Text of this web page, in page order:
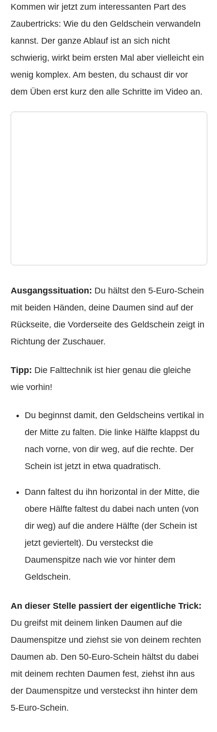
Kommen wir jetzt zum interessanten Part des
Zaubertricks: Wie du den Geldschein verwandeln
kannst. Der ganze Ablauf ist an sich nicht
schwierig, wirkt beim ersten Mal aber vielleicht ein
wenig komplex. Am besten, du schaust dir vor
dem Üben erst kurz den alle Schritte im Video an.
Ausgangssituation: Du hältst den 5-Euro-Schein
mit beiden Händen, deine Daumen sind auf der
Rückseite, die Vorderseite des Geldschein zeigt in
Richtung der Zuschauer.
Tipp: Die Falttechnik ist hier genau die gleiche
wie vorhin!
Du beginnst damit, den Geldscheins vertikal in
der Mitte zu falten. Die linke Hälfte klappst du
nach vorne, von dir weg, auf die rechte. Der
Schein ist jetzt in etwa quadratisch.
Dann faltest du ihn horizontal in der Mitte, die
obere Hälfte faltest du dabei nach unten (von
dir weg) auf die andere Hälfte (der Schein ist
jetzt geviertelt). Du versteckst die
Daumenspitze nach wie vor hinter dem
Geldschein.
An dieser Stelle passiert der eigentliche Trick:
Du greifst mit deinem linken Daumen auf die
Daumenspitze und ziehst sie von deinem rechten
Daumen ab. Den 50-Euro-Schein hältst du dabei
mit deinem rechten Daumen fest, ziehst ihn aus
der Daumenspitze und versteckst ihn hinter dem
5-Euro-Schein.